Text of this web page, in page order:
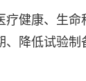
健康、生
降低试验制